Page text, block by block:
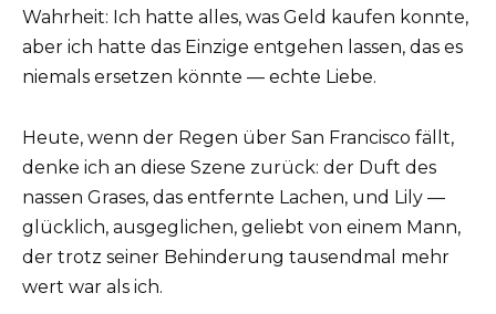
Wahrheit: Ich hatte alles, was Geld kaufen konnte,
aber ich hatte das Einzige entgehen lassen, das es
niemals ersetzen könnte — echte Liebe.
Heute, wenn der Regen über San Francisco fällt,
denke ich an diese Szene zurück: der Duft des
nassen Grases, das entfernte Lachen, und Lily —
glücklich, ausgeglichen, geliebt von einem Mann,
der trotz seiner Behinderung tausendmal mehr
wert war als ich.